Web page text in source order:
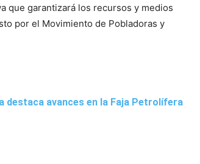
que garantizará los recursos y medios
por el Movimiento de Pobladoras y
destaca avances en la Faja Petrolífera